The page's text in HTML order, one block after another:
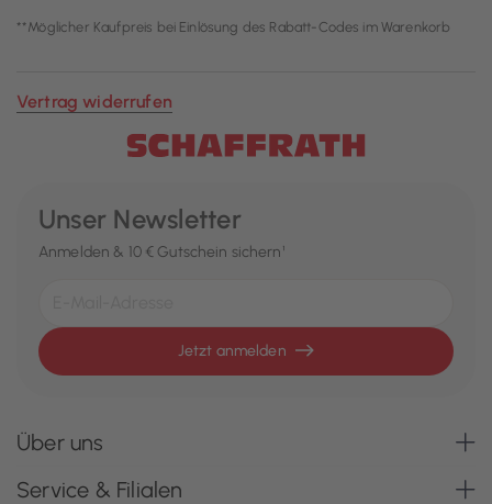
**Möglicher Kaufpreis bei Einlösung des Rabatt-Codes im Warenkorb
Vertrag widerrufen
Unser Newsletter
Anmelden & 10 € Gutschein sichern¹
Jetzt anmelden
Über uns
Service & Filialen